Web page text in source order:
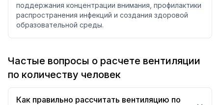
поддержания концентрации внимания, профилактики
распространения инфекций и создания здоровой
образовательной среды.
Частые вопросы о расчете вентиляции
по количеству человек
Как правильно рассчитать вентиляцию по